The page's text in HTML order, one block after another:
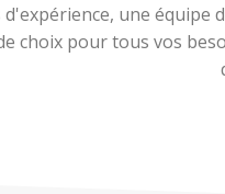
d'expérience, une
choix pour tous vos